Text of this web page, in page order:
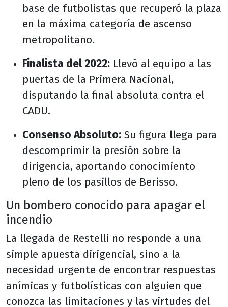
base de futbolistas que recuperó la plaza
en la máxima categoría de ascenso
metropolitano.
Finalista del 2022: Llevó al equipo a las
puertas de la Primera Nacional,
disputando la final absoluta contra el
CADU.
Consenso Absoluto: Su figura llega para
descomprimir la presión sobre la
dirigencia, aportando conocimiento
pleno de los pasillos de Berisso.
Un bombero conocido para apagar el
incendio
La llegada de Restelli no responde a una
simple apuesta dirigencial, sino a la
necesidad urgente de encontrar respuestas
anímicas y futbolísticas con alguien que
conozca las limitaciones y las virtudes del